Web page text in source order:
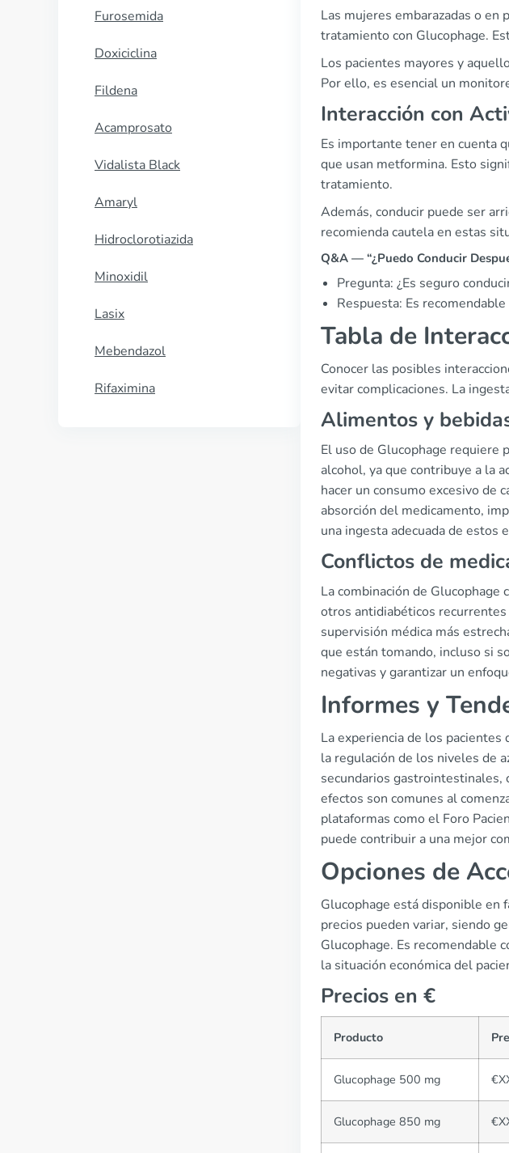
Furosemida
Doxiciclina
Fildena
Acamprosato
Vidalista Black
Amaryl
Hidroclorotiazida
Minoxidil
Lasix
Mebendazol
Rifaximina
Las mujeres embarazadas o
tratamiento con Glucophage.
Los pacientes mayores y
Por ello, es esencial un
Interacción con
Es importante tener en cuenta
que usan metformina. Esto
tratamiento.
Además, conducir puede ser
recomienda cautela en estas
Q&A — “¿Puedo Conducir
Pregunta: ¿Es seguro
Respuesta: Es
Tabla de
Conocer las posibles
evitar complicaciones. La
Alimentos y
El uso de Glucophage requiere
alcohol, ya que contribuye a la
hacer un consumo excesivo de
absorción del medicamento,
una ingesta adecuada de
Conflictos de
La combinación de
otros antidiabéticos
supervisión médica más
que están tomando, incluso si
negativas y garantizar un
Informes y
La experiencia de los pacientes
la regulación de los niveles de
secundarios gastrointestinales,
efectos son comunes al
plataformas como el Foro
puede contribuir a una mejor
Opciones de
Glucophage está disponible en
precios pueden variar, siendo
Glucophage. Es recomendable
la situación económica del
Precios en €
Producto
Glucophage 500 mg
Glucophage 850 mg